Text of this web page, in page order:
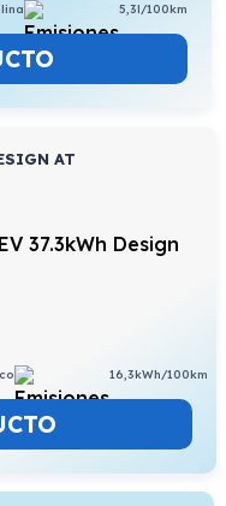
5,3l/100km
AT
16,3kWh/100km